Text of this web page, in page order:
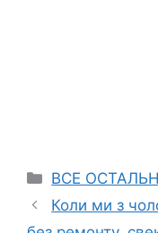
Categories
ВСЕ
Коли ми з